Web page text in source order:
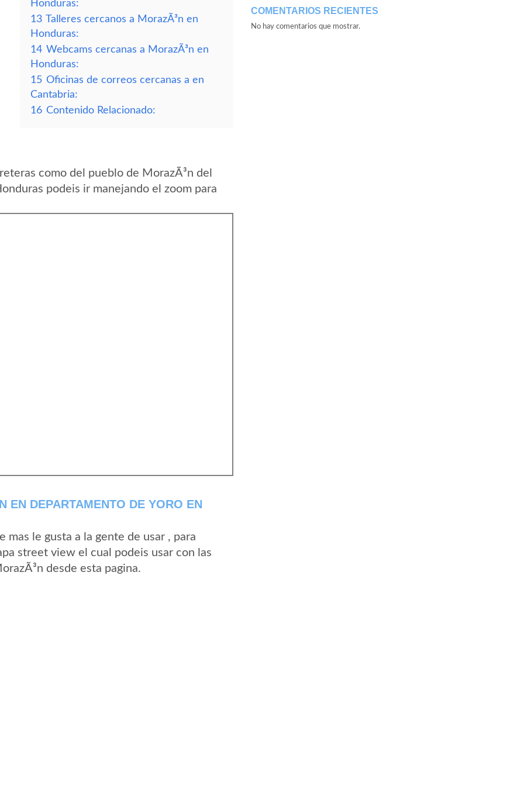
Honduras:
13 Talleres cercanos a MorazÃ³n en
Honduras:
14 Webcams cercanas a MorazÃ³n en
Honduras:
15 Oficinas de correos cercanas a en
Cantabria:
16 Contenido Relacionado:
como del pueblo de MorazÃ³n del
podeis ir manejando el zoom para
EN DEPARTAMENTO DE YORO EN
mas le gusta a la gente de usar , para
street view el cual podeis usar con las
desde esta pagina.
COMENTARIOS RECIENTES
No hay comentarios que mostrar.